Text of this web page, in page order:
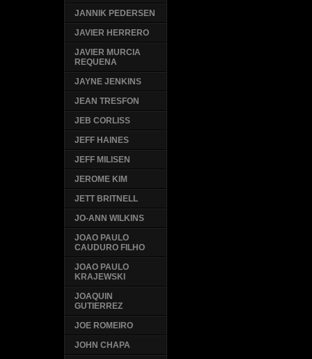
JANNIK PEDERSEN
JAVIER HERRERO
JAVIER MURCIA
REQUENA
JAYNE JENKINS
JEAN TRESFON
JEB CORLISS
JEFF HAINES
JEFF MILISEN
JEROME KIM
JETT BRITNELL
JO-ANN WILKINS
JOAO PAULO
CAUDURO FILHO
JOAO PAULO
KRAJEWSKI
JOAQUIN
GUTIERREZ
JOE ROMEIRO
JOHN CHAPA